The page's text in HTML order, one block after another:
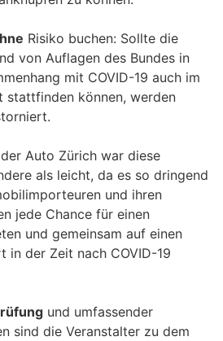
Risiko buchen: Sollte die
von Auflagen des Bundes in
mit COVID-19 auch im
stattfinden können, werden
der Auto Zürich war diese
als leicht, da es so dringend
und ihren
jede Chance für einen
und gemeinsam auf einen
in der Zeit nach COVID-19
und umfassender
sind die Veranstalter zu dem